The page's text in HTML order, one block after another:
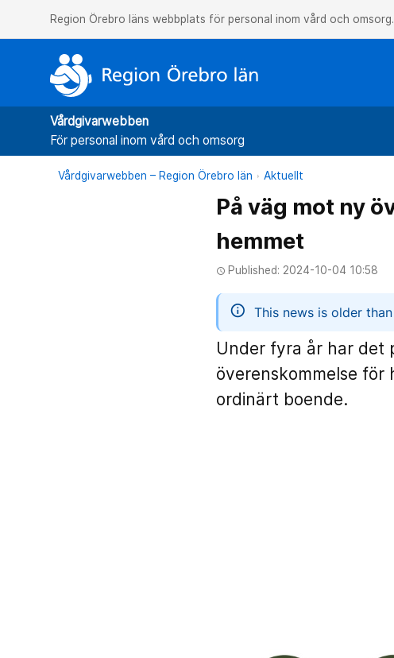
Region Örebro läns webbplats för personal inom vård och omsorg.
Vårdgivarwebben
För personal inom vård och omsorg
Vårdgivarwebben – Region Örebro län Aktuellt
På väg mot ny
hemmet
access_time Published: 2024-10-04 10:58
information
This news is older
Under fyra år har det
överenskommelse för
ordinärt boende.